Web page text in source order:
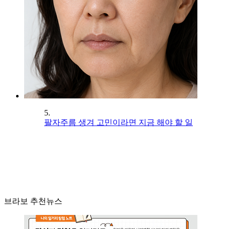
5.
팔자주름 생겨 고민이라면 지금 해야 할 일
브라보 추천뉴스